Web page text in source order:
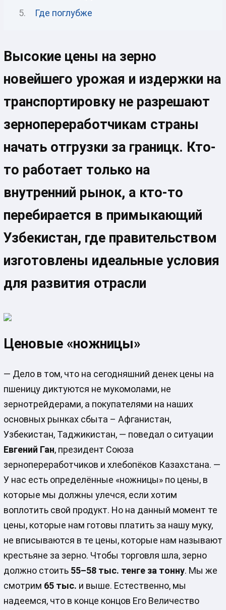
Где поглубже
Высокие цены на зерно
новейшего урожая и издержки на
транспортировку не разрешают
зернопереработчикам страны
начать отгрузки за границк. Кто-
то работает только на
внутренний рынок, а кто-то
перебирается в примыкающий
Узбекистан, где правительством
изготовлены идеальные условия
для развития отрасли
Ценовые «ножницы»
— Дело в том, что на сегодняшний денек цены на
пшеницу диктуются не мукомолами, не
зернотрейдерами, а покупателями на наших
основных рынках сбыта – Афганистан,
Узбекистан, Таджикистан, — поведал о ситуации
Евгений Ган, президент Союза
зернопереработчиков и хлебопёков Казахстана. —
У нас есть определённые «ножницы» по цены, в
которые мы должны улечся, если хотим
воплотить свой продукт. Но на данный момент те
цены, которые нам готовы платить за нашу муку,
не вписываются в те цены, которые нам называют
крестьяне за зерно. Чтобы торговля шла, зерно
должно стоить 55–58 тыс. тенге за тонну. Мы же
смотрим 65 тыс. и выше. Естественно, мы
надеемся, что в конце концов Его Величество